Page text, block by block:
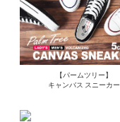
【パームツリー】
キャンバス スニーカー